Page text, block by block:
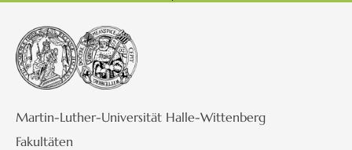
Martin-Luther-Universität Halle-Wittenberg
Fakultäten